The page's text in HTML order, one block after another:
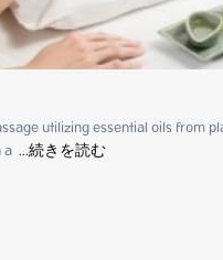
utilizing essential oils from
...続きを読む